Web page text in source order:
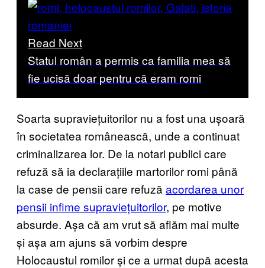
Read Next
Statul român a permis ca familia mea să
fie ucisă doar pentru că eram romi
Soarta supraviețuitorilor nu a fost una ușoară
în societatea românească, unde a continuat
criminalizarea lor. De la notari publici care
refuză să ia declarațiile martorilor romi până
la case de pensii care refuză acordarea unor
pensii infime supraviețuitorilor, pe motive
absurde. Așa că am vrut să aflăm mai multe
și așa am ajuns să vorbim despre
Holocaustul romilor și ce a urmat după acesta